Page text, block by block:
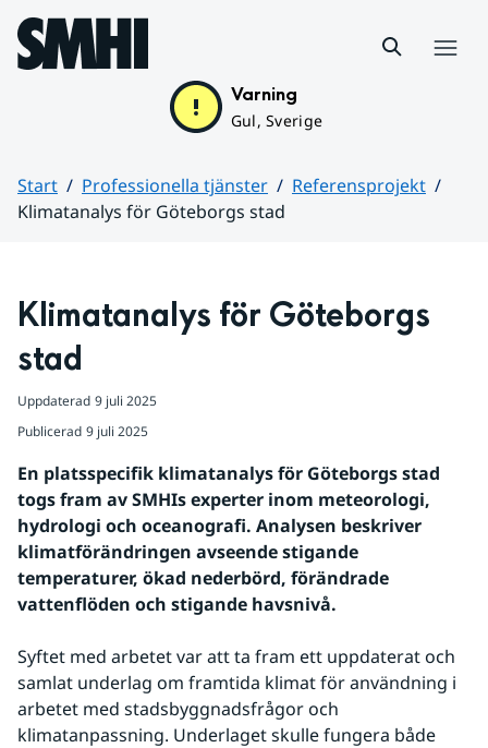
Hoppa till sidans innehåll
Varning
Gul, Sverige
Start Professionella tjänster
Referensprojekt
Klimatanalys för Göteborgs stad
Klimatanalys för Göteborgs
stad
Uppdaterad 9 juli 2025
Publicerad 9 juli 2025
En platsspecifik klimatanalys för Göteborgs stad
togs fram av SMHIs experter inom meteorologi,
hydrologi och oceanografi. Analysen beskriver
klimatförändringen avseende stigande
temperaturer, ökad nederbörd, förändrade
vattenflöden och stigande havsnivå.
Syftet med arbetet var att ta fram ett uppdaterat och
samlat underlag om framtida klimat för användning i
arbetet med stadsbyggnadsfrågor och
klimatanpassning. Underlaget skulle fungera både